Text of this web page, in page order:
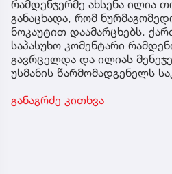
რამდენჯერმე ახსენა ილია
განაცხადა, რომ
ნოკაუტით დაამარცხებს.
საპასუხო კომენტარი
გავრცელდა და ილიას
უსმანის წარმომადგენელს
განაგრძე კითხვა